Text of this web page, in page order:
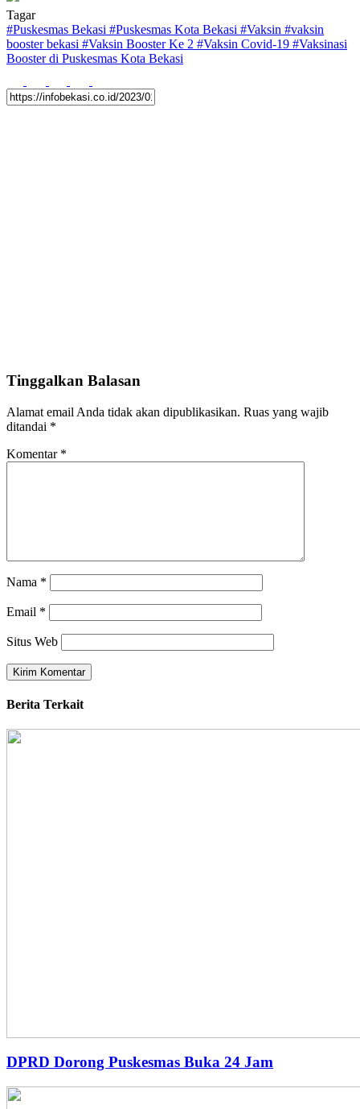
Tagar
#Puskesmas Bekasi #Puskesmas Kota Bekasi #Vaksin #vaksin
booster bekasi #Vaksin Booster Ke 2 #Vaksin Covid-19 #Vaksinasi
Booster di Puskesmas Kota Bekasi
Tinggalkan Balasan
Alamat email Anda tidak akan dipublikasikan. Ruas yang wajib
ditandai *
Komentar *
Nama *
Email *
Situs Web
Berita Terkait
DPRD Dorong Puskesmas Buka 24 Jam